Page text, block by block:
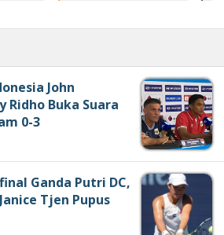
John
Ridho Buka Suara
0-3
Ganda Putri DC,
Tjen Pupus